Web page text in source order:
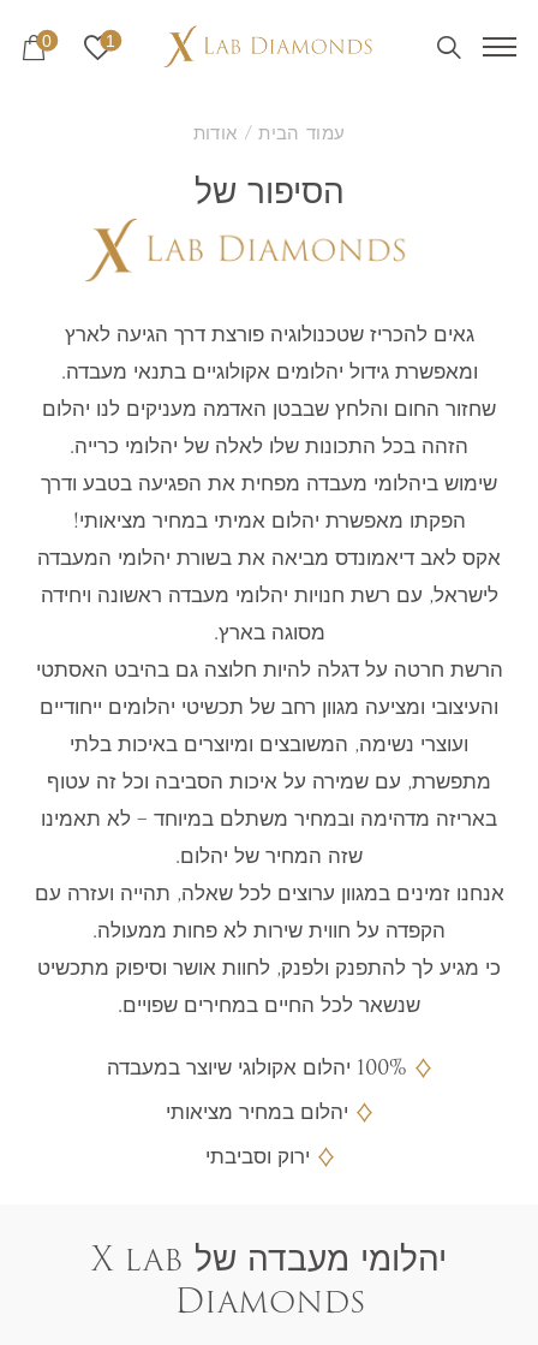
1
0
עמוד הבית/ אודות
הסיפור של
גאים להכריז שטכנולוגיה פורצת דרך הגיעה לארץ
ומאפשרת גידול יהלומים אקולוגיים בתנאי מעבדה.
שחזור החום והלחץ שבבטן האדמה מעניקים לנו יהלום
הזהה בכל התכונות שלו לאלה של יהלומי כרייה.
שימוש ביהלומי מעבדה מפחית את הפגיעה בטבע ודרך
הפקתו מאפשרת יהלום אמיתי במחיר מציאותי!
אקס לאב דיאמונדס מביאה את בשורת יהלומי המעבדה
לישראל, עם רשת חנויות יהלומי מעבדה ראשונה ויחידה
מסוגה בארץ.
הרשת חרטה על דגלה להיות חלוצה גם בהיבט האסתטי
והעיצובי ומציעה מגוון רחב של תכשיטי יהלומים ייחודיים
ועוצרי נשימה, המשובצים ומיוצרים באיכות בלתי
מתפשרת, עם שמירה על איכות הסביבה וכל זה עטוף
באריזה מדהימה ובמחיר משתלם במיוחד – לא תאמינו
שזה המחיר של יהלום.
אנחנו זמינים במגוון ערוצים לכל שאלה, תהייה ועזרה עם
הקפדה על חווית שירות לא פחות ממעולה.
כי מגיע לך להתפנק ולפנק, לחוות אושר וסיפוק מתכשיט
שנשאר לכל החיים במחירים שפויים.
100% יהלום אקולוגי שיוצר במעבדה
יהלום במחיר מציאותי
ירוק וסביבתי
יהלומי מעבדה של X lab
Diamonds